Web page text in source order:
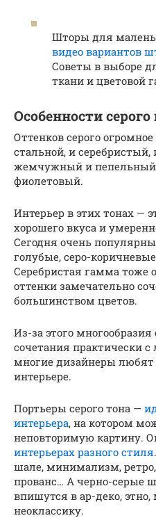
Шторы для
видео вариантов
Советы в выборе
ткани и цветовой
Особенности серого
Оттенков серого
стальной, и серебристый,
жемчужный и
фиолетовый.
Интерьер в этих тонах —
хорошего вкуса и
Сегодня очень популярны
голубые, серо-
Серебристая гамма тоже
оттенки замечательно
большинством цветов.
Из-за этого
сочетания практически
многие дизайнеры любят
интерьере.
Портьеры серого тона —
интерьера, на котором
неповторимую картину.
интерьерах разного стиля
шале, минимализм,
прованс… А черно-серые
впишутся в ар-деко,
неоклассику.